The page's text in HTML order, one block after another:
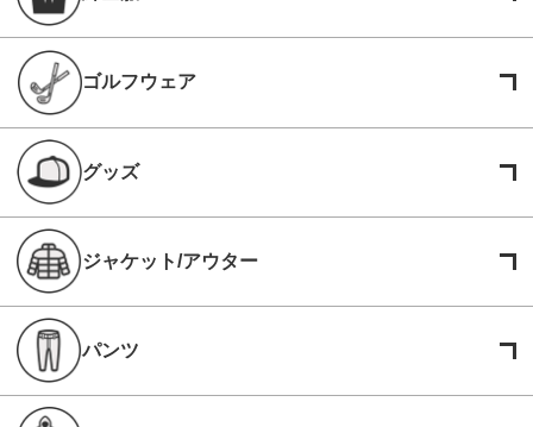
ゴルフウェア
グッズ
ジャケット/アウター
パンツ